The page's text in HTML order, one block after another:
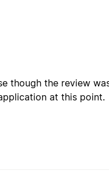
though the review
at this point.